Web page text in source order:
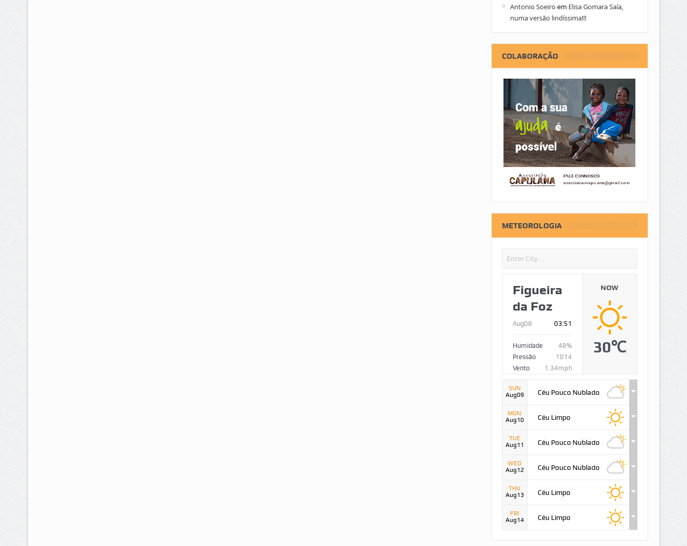
Antonio Soeiro em Elisa Gomara Saía,
numa versão lindíssima!!!
COLABORAÇÃO
METEOROLOGIA
Figueira
da Foz
Aug08 03:51
Humidade
48%
Pressão
1014
Vento
1.34mph
NOW
30℃
SUN
Aug09
Céu Pouco Nublado
MON
Aug10
Céu Limpo
TUE
Aug11
Céu Pouco Nublado
WED
Aug12
Céu Pouco Nublado
THU
Aug13
Céu Limpo
FRI
Aug14
Céu Limpo